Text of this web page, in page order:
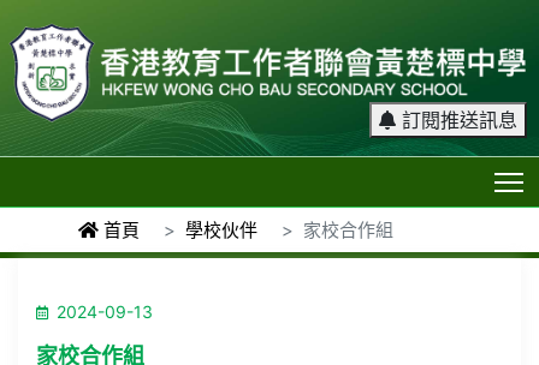
訂閱推送訊息
首頁 學校伙伴 家校合作組
2024-09-13
家校合作組